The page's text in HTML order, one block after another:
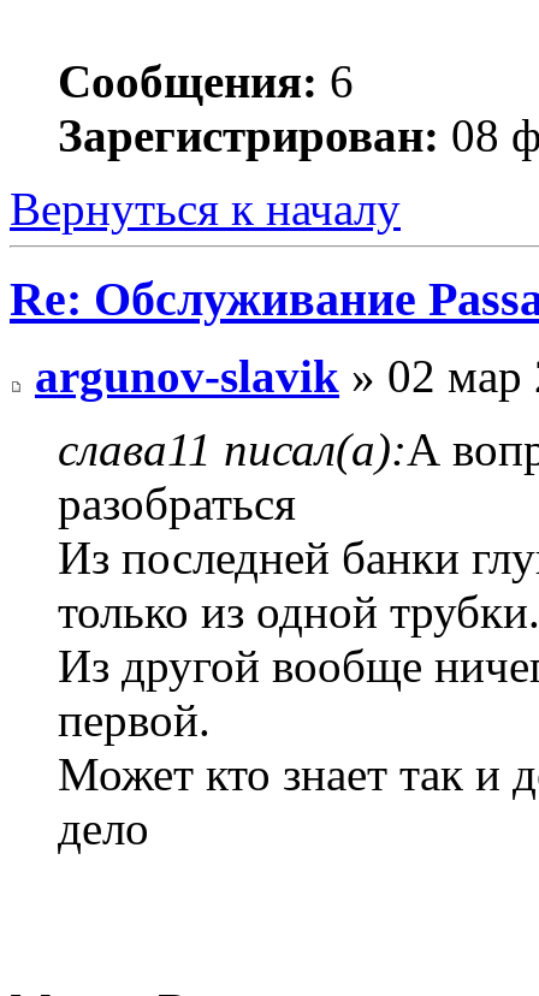
Сообщения: 6
Зарегистрирован: 08
Вернуться к началу
Re: Обслуживание
argunov-slavik » 02 мар
слава11 писал(а):А
разобраться
Из последней банки
только из одной трубки.
Из другой вообще
первой.
Может кто знает так и
дело